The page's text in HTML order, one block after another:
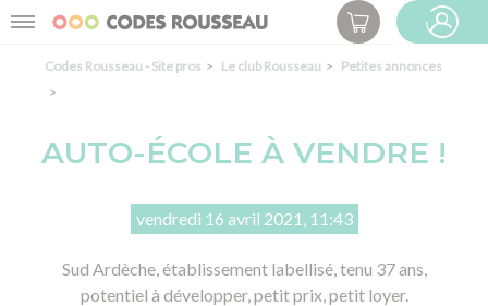
Menu
Codes Rousseau - Site pros Le club Rousseau Petites annonces
AUTO-ÉCOLE À VENDRE !
vendredi 16 avril 2021, 11:43
Sud Ardèche, établissement labellisé, tenu 37 ans,
potentiel à développer, petit prix, petit loyer.
Panneau de gestion des cookies